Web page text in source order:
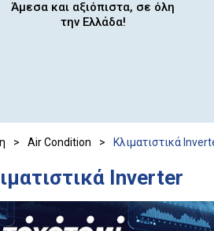
Άμεσα και αξιόπιστα, σε όλη
την Ελλάδα!
> Air Condition > Κλιματιστικά
Inverter